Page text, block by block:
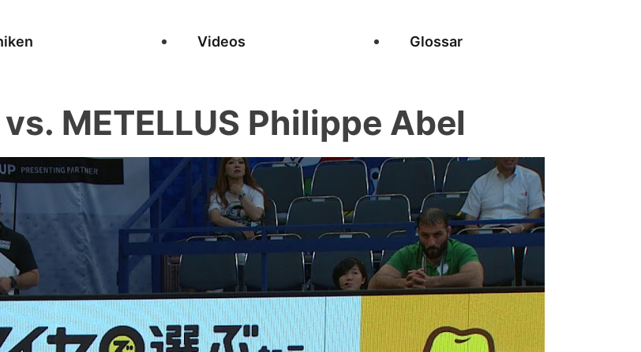
Videos Glossar
vs. METELLUS Philippe Abel